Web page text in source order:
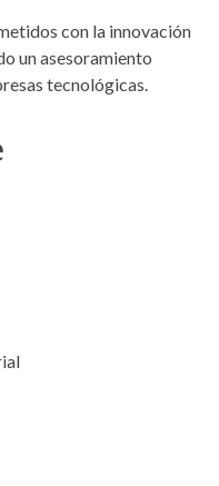
con la innovación
un asesoramiento
tecnológicas.